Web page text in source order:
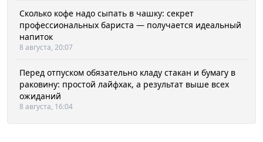
Сколько кофе надо сыпать в чашку: секрет
профессиональных бариста — получается идеальный
напиток
8 августа, 20:07
Перед отпуском обязательно кладу стакан и бумагу в
раковину: простой лайфхак, а результат выше всех
ожиданий
8 августа, 16:04